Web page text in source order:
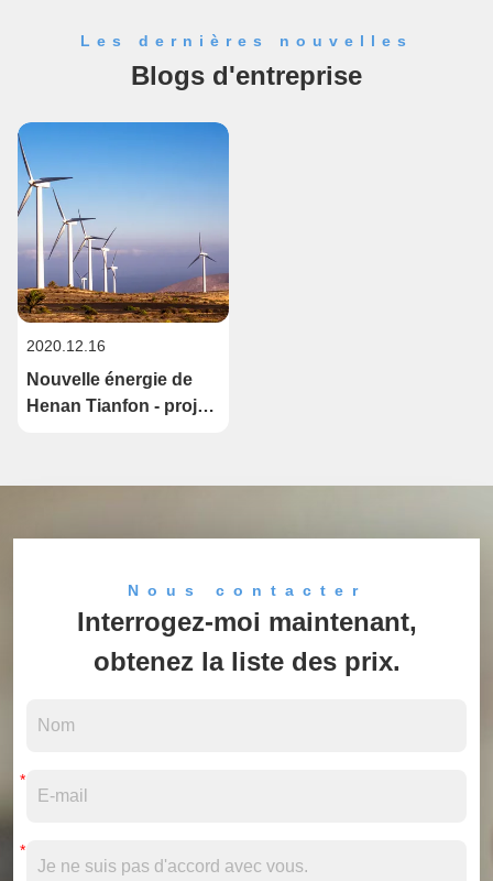
2020.12.16
Nouvelle énergie de
Henan Tianfon - projet
Les dernières nouvelles
Blogs d'entreprise
Nous contacter
Interrogez-moi maintenant,
obtenez la liste des prix.